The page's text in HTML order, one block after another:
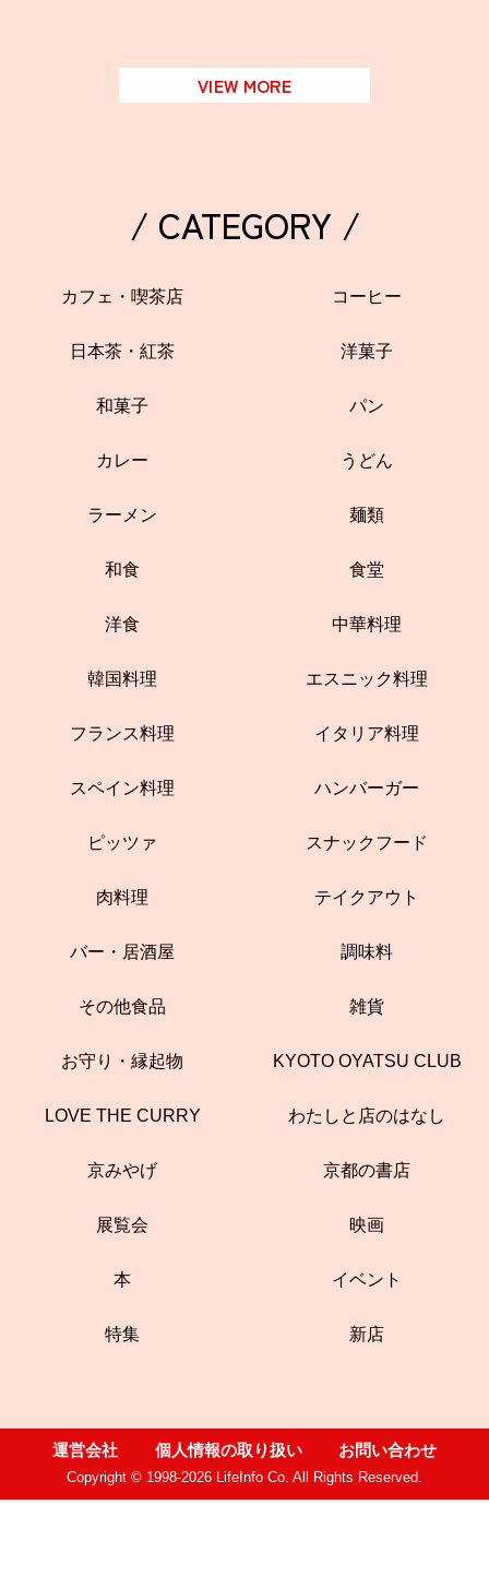
VIEW MORE
/ CATEGORY /
カフェ・喫茶店 コーヒー
日本茶・紅茶 洋菓子
和菓子 パン
カレー うどん
ラーメン 麺類
和食 食堂
洋食 中華料理
韓国料理 エスニック料理
フランス料理 イタリア料理
スペイン料理 ハンバーガー
ピッツァ スナックフード
肉料理 テイクアウト
バー・居酒屋 調味料
その他食品 雑貨
お守り・縁起物 KYOTO OYATSU CLUB
LOVE THE CURRY わたしと店のはなし
京みやげ 京都の書店
展覧会 映画
本 イベント
特集 新店
運営会社 個人情報の取り扱い お問い合わせ
Copyright © 1998-2026 LifeInfo Co. All Rights Reserved.